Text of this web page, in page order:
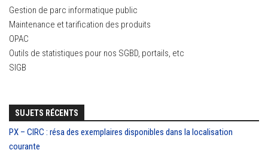
Gestion de parc informatique public
Maintenance et tarification des produits
OPAC
Outils de statistiques pour nos SGBD, portails, etc
SIGB
SUJETS RÉCENTS
PX – CIRC : résa des exemplaires disponibles dans la localisation
courante